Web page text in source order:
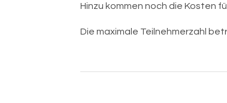
Hinzu kommen noch die Kosten
Die maximale Teilnehmerzahl